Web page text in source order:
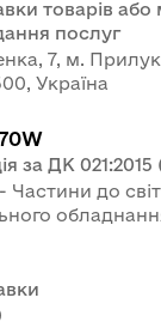
товарів або
послуг
7, м.
Україна
за ДК 021:2015
Частини до